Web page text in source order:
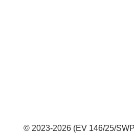
© 2023-2026 (EV 146/25/